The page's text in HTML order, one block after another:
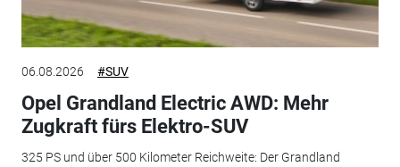
06.08.2026 #SUV
Opel Grandland Electric AWD: Mehr
Zugkraft fürs Elektro-SUV
325 PS und über 500 Kilometer Reichweite: Der Grandland